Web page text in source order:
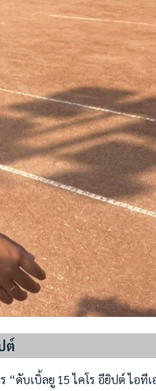
ต์
“ดับเบิ้ลยู 15 ไคโร อียิปต์ ไอที